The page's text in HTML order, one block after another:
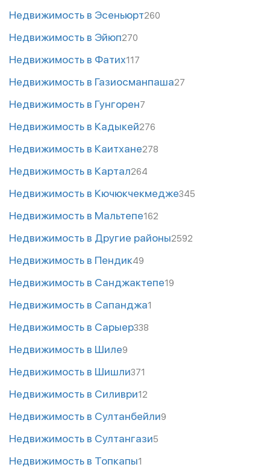
Недвижимость в Эсеньюрт260
Недвижимость в Эйюп270
Недвижимость в Фатих117
Недвижимость в Газиосманпаша27
Недвижимость в Гунгорен7
Недвижимость в Кадыкей276
Недвижимость в Каитхане278
Недвижимость в Картал264
Недвижимость в Кючюкчекмедже345
Недвижимость в Мальтепе162
Недвижимость в Другие районы2592
Недвижимость в Пендик49
Недвижимость в Санджактепе19
Недвижимость в Сапанджа1
Недвижимость в Сарыер338
Недвижимость в Шиле9
Недвижимость в Шишли371
Недвижимость в Силиври12
Недвижимость в Султанбейли9
Недвижимость в Султангази5
Недвижимость в Топкапы1